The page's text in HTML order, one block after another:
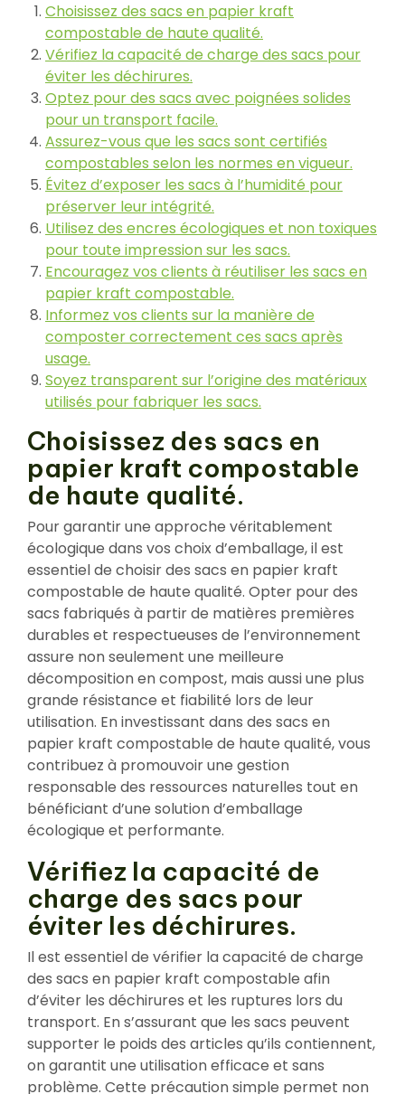
Choisissez des sacs en papier kraft
compostable de haute qualité.
Vérifiez la capacité de charge des sacs pour
éviter les déchirures.
Optez pour des sacs avec poignées solides
pour un transport facile.
Assurez-vous que les sacs sont certifiés
compostables selon les normes en vigueur.
Évitez d’exposer les sacs à l’humidité pour
préserver leur intégrité.
Utilisez des encres écologiques et non toxiques
pour toute impression sur les sacs.
Encouragez vos clients à réutiliser les sacs en
papier kraft compostable.
Informez vos clients sur la manière de
composter correctement ces sacs après
usage.
Soyez transparent sur l’origine des matériaux
utilisés pour fabriquer les sacs.
Choisissez des sacs en
papier kraft compostable
de haute qualité.
Pour garantir une approche véritablement
écologique dans vos choix d’emballage, il est
essentiel de choisir des sacs en papier kraft
compostable de haute qualité. Opter pour des
sacs fabriqués à partir de matières premières
durables et respectueuses de l’environnement
assure non seulement une meilleure
décomposition en compost, mais aussi une plus
grande résistance et fiabilité lors de leur
utilisation. En investissant dans des sacs en
papier kraft compostable de haute qualité, vous
contribuez à promouvoir une gestion
responsable des ressources naturelles tout en
bénéficiant d’une solution d’emballage
écologique et performante.
Vérifiez la capacité de
charge des sacs pour
éviter les déchirures.
Il est essentiel de vérifier la capacité de charge
des sacs en papier kraft compostable afin
d’éviter les déchirures et les ruptures lors du
transport. En s’assurant que les sacs peuvent
supporter le poids des articles qu’ils contiennent,
on garantit une utilisation efficace et sans
problème. Cette précaution simple permet non